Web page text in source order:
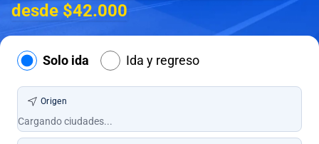
desde $42.000
Solo ida Ida y regreso
Origen